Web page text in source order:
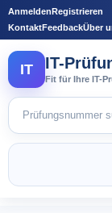
AnmeldenRegistrieren
KontaktFeedbackÜber
IT IT-
Fit für Ihre IT-